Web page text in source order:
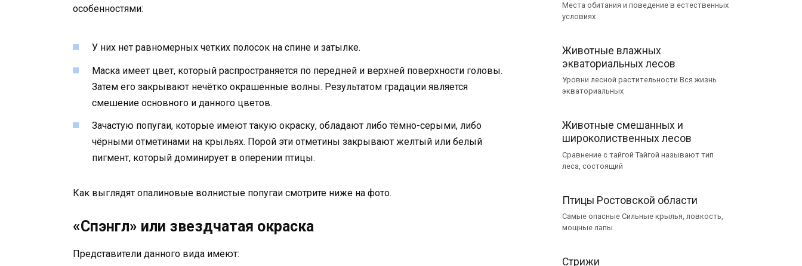
особенностями:
У них нет равномерных четких полосок на спине и затылке.
Маска имеет цвет, который распространяется по передней и верхней поверхности головы.
Затем его закрывают нечётко окрашенные волны. Результатом градации является
смешение основного и данного цветов.
Зачастую попугаи, которые имеют такую окраску, обладают либо тёмно-серыми, либо
чёрными отметинами на крыльях. Порой эти отметины закрывают желтый или белый
пигмент, который доминирует в оперении птицы.
Как выглядят опалиновые волнистые попугаи смотрите ниже на фото.
«Спэнгл» или звездчатая окраска
Представители данного вида имеют:
Места обитания и поведение в естественных
условиях
Животные влажных
экваториальных лесов
Уровни лесной растительности Вся жизнь
экваториальных
Животные смешанных и
широколиственных лесов
Сравнение с тайгой Тайгой называют тип
леса, состоящий
Птицы Ростовской области
Самые опасные Сильные крылья, ловкость,
мощные лапы
Стрижи